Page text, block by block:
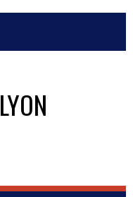
LYON